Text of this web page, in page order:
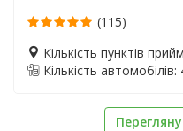
(115)
Кількість пунктів
Кількість автомобілів: